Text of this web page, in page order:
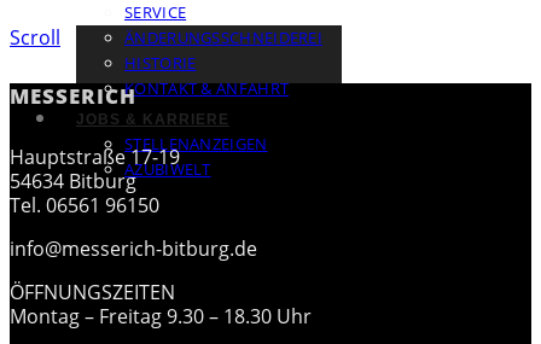
SERVICE
ÄNDERUNGSSCHNEIDEREI
HISTORIE
KONTAKT & ANFAHRT
JOBS & KARRIERE
STELLENANZEIGEN
AZUBIWELT
Scroll
MESSERICH
Hauptstraße 17-19
54634 Bitburg
Tel. 06561 96150
info@messerich-bitburg.de
ÖFFNUNGSZEITEN
Montag – Freitag 9.30 – 18.30 Uhr